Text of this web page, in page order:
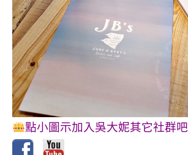
點小圖示加入吳大妮其它社群吧